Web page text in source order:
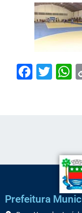
Prefeitura